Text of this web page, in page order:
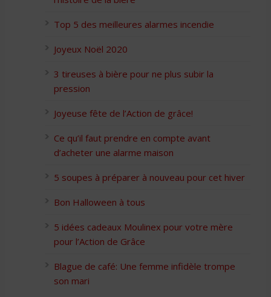
Top 5 des meilleures alarmes incendie
Joyeux Noël 2020
3 tireuses à bière pour ne plus subir la
pression
Joyeuse fête de l’Action de grâce!
Ce qu’il faut prendre en compte avant
d’acheter une alarme maison
5 soupes à préparer à nouveau pour cet hiver
Bon Halloween à tous
5 idées cadeaux Moulinex pour votre mère
pour l’Action de Grâce
Blague de café: Une femme infidèle trompe
son mari